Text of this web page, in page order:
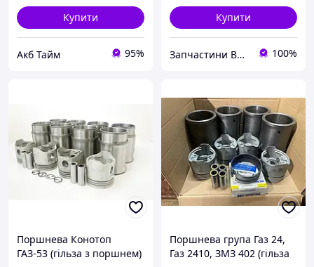
Купити
Акб Тайм 95%
Купити
Запчастини ВСІМ 100%
Поршнева Конотоп
ГАЗ-53 (гільза з поршнем)
Поршнева група Газ 24,
Газ 2410, ЗМЗ 402 (гільза